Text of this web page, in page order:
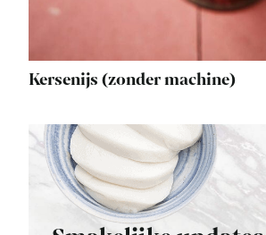
Kersenijs (zonder machine)